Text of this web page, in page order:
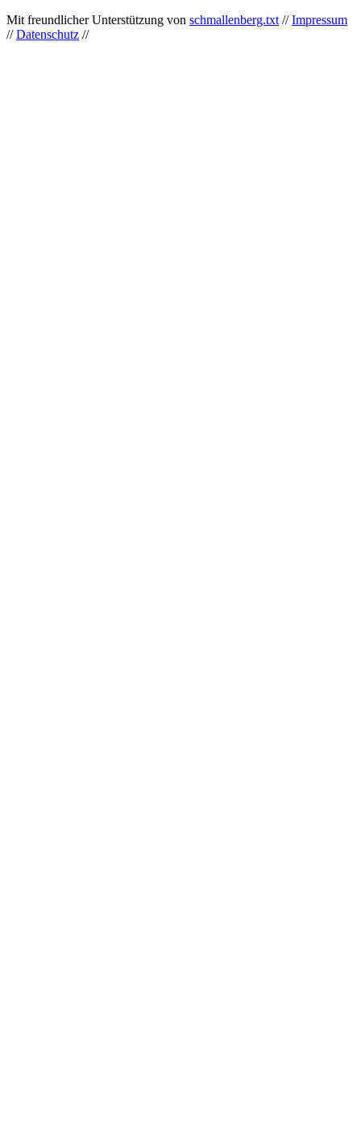
Mit freundlicher Unterstützung von schmallenberg.txt //Impressum
//Datenschutz //